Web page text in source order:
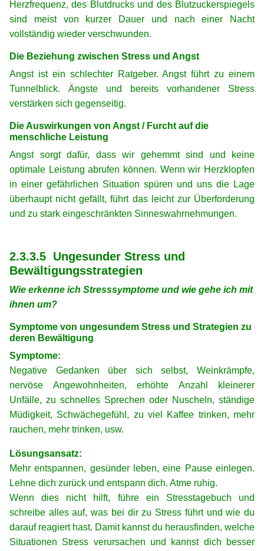
Herzfrequenz, des Blutdrucks und des Blutzuckerspiegels
sind meist von kurzer Dauer und nach einer Nacht
vollständig wieder verschwunden.
Die Beziehung zwischen Stress und Angst
Angst ist ein schlechter Ratgeber. Angst führt zu einem
Tunnelblick. Ängste und bereits vorhandener Stress
verstärken sich gegenseitig.
Die Auswirkungen von Angst / Furcht auf die
menschliche Leistung
Angst sorgt dafür, dass wir gehemmt sind und keine
optimale Leistung abrufen können. Wenn wir Herzklopfen
in einer gefährlichen Situation spüren und uns die Lage
überhaupt nicht gefällt, führt das leicht zur Überforderung
und zu stark eingeschränkten Sinneswahrnehmungen.
2.3.3.5 Ungesunder Stress und
Bewältigungsstrategien
Wie erkenne ich Stresssymptome und wie gehe ich mit
ihnen um?
Symptome von ungesundem Stress und Strategien zu
deren Bewältigung
Symptome:
Negative Gedanken über sich selbst, Weinkrämpfe,
nervöse Angewohnheiten, erhöhte Anzahl kleinerer
Unfälle, zu schnelles Sprechen oder Nuscheln, ständige
Müdigkeit, Schwächegefühl, zu viel Kaffee trinken, mehr
rauchen, mehr trinken, usw.
Lösungsansatz:
Mehr entspannen, gesünder leben, eine Pause einlegen.
Lehne dich zurück und entspann dich. Atme ruhig.
Wenn dies nicht hilft, führe ein Stresstagebuch und
schreibe alles auf, was bei dir zu Stress führt und wie du
darauf reagiert hast. Damit kannst du herausfinden, welche
Situationen Stress verursachen und kannst dich besser